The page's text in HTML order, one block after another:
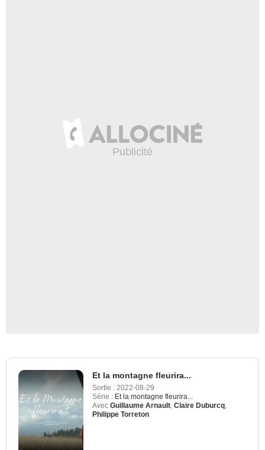
Et la montagne fleurira...
Sortie : 2022-08-29
Série : Et la montagne fleurira...
Avec Guillaume Arnault Claire Duburcq
Philippe Torreton